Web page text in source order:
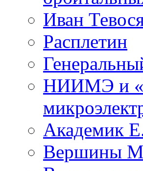
Иван
Расплетин
НИИМЭ и
Академик
Вершины